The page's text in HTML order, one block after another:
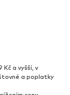
a vyšší, v
a poplatky